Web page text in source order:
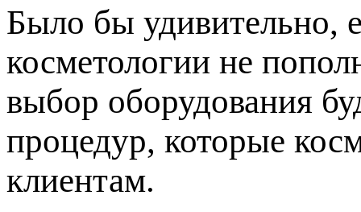
Было бы удивительно,
косметологии не
выбор оборудования
процедур, которые
клиентам.